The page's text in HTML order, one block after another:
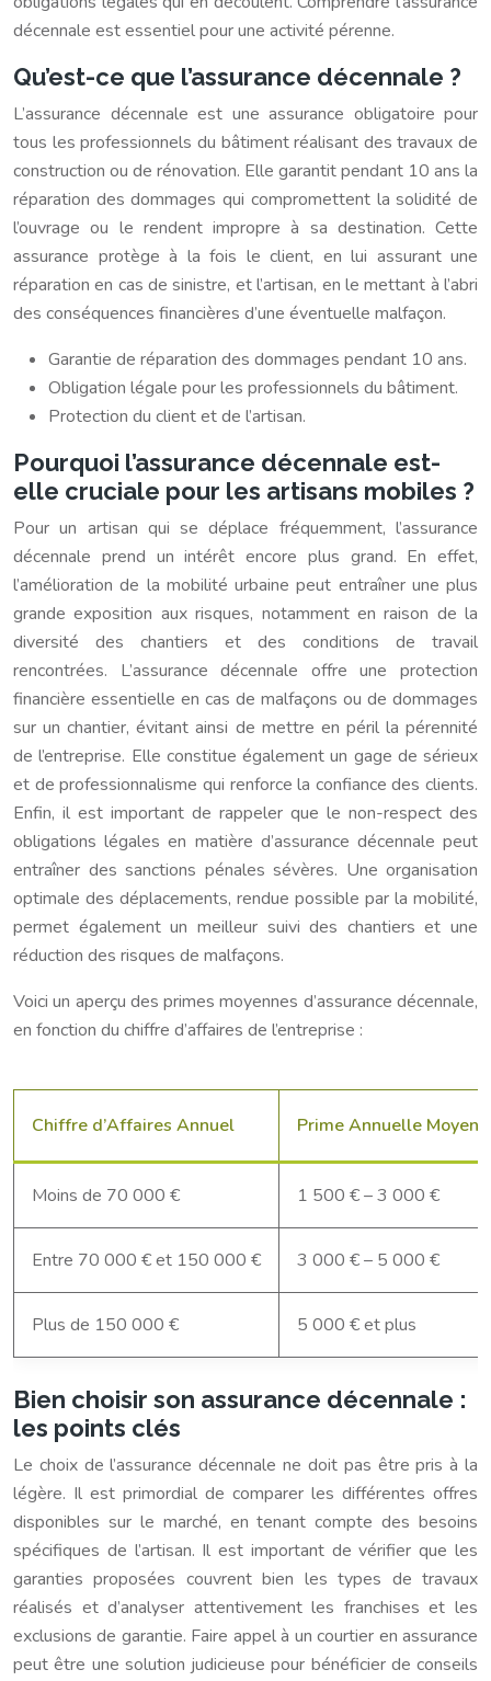
décennale est essentiel pour une activité pérenne.
Qu’est-ce que l’assurance décennale ?
L’assurance décennale est une assurance obligatoire pour
tous les professionnels du bâtiment réalisant des travaux de
construction ou de rénovation. Elle garantit pendant 10 ans la
réparation des dommages qui compromettent la solidité de
l’ouvrage ou le rendent impropre à sa destination. Cette
assurance protège à la fois le client, en lui assurant une
réparation en cas de sinistre, et l’artisan, en le mettant à l’abri
des conséquences financières d’une éventuelle malfaçon.
Garantie de réparation des dommages pendant 10 ans.
Obligation légale pour les professionnels du bâtiment.
Protection du client et de l’artisan.
Pourquoi l’assurance décennale est-
elle cruciale pour les artisans mobiles ?
Pour un artisan qui se déplace fréquemment, l’assurance
décennale prend un intérêt encore plus grand. En effet,
l’amélioration de la mobilité urbaine peut entraîner une plus
grande exposition aux risques, notamment en raison de la
diversité des chantiers et des conditions de travail
rencontrées. L’assurance décennale offre une protection
financière essentielle en cas de malfaçons ou de dommages
sur un chantier, évitant ainsi de mettre en péril la pérennité
de l’entreprise. Elle constitue également un gage de sérieux
et de professionnalisme qui renforce la confiance des clients.
Enfin, il est important de rappeler que le non-respect des
obligations légales en matière d’assurance décennale peut
entraîner des sanctions pénales sévères. Une organisation
optimale des déplacements, rendue possible par la mobilité,
permet également un meilleur suivi des chantiers et une
réduction des risques de malfaçons.
Voici un aperçu des primes moyennes d’assurance décennale,
en fonction du chiffre d’affaires de l’entreprise :
Chiffre d’Affaires Annuel Prime Annuelle
Moins de 70 000 € 1 500 € – 3 000 €
Entre 70 000 € et 150 000 € 3 000 € – 5 000 €
Plus de 150 000 € 5 000 € et plus
Bien choisir son assurance décennale :
les points clés
Le choix de l’assurance décennale ne doit pas être pris à la
légère. Il est primordial de comparer les différentes offres
disponibles sur le marché, en tenant compte des besoins
spécifiques de l’artisan. Il est important de vérifier que les
garanties proposées couvrent bien les types de travaux
réalisés et d’analyser attentivement les franchises et les
exclusions de garantie. Faire appel à un courtier en assurance
peut être une solution judicieuse pour bénéficier de conseils